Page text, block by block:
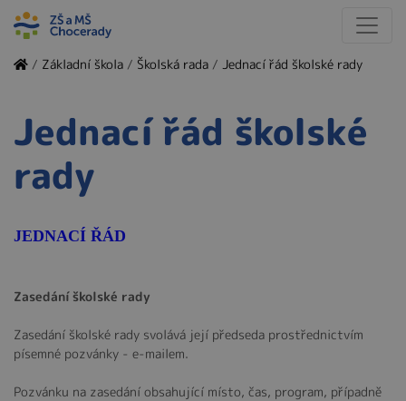
/ Základní škola / Školská rada / Jednací řád školské rady
Jednací řád školské
rady
JEDNACÍ ŘÁD
Zasedání školské rady
Zasedání školské rady svolává její předseda prostřednictvím
písemné pozvánky - e-mailem.
Pozvánku na zasedání obsahující místo, čas, program, případně